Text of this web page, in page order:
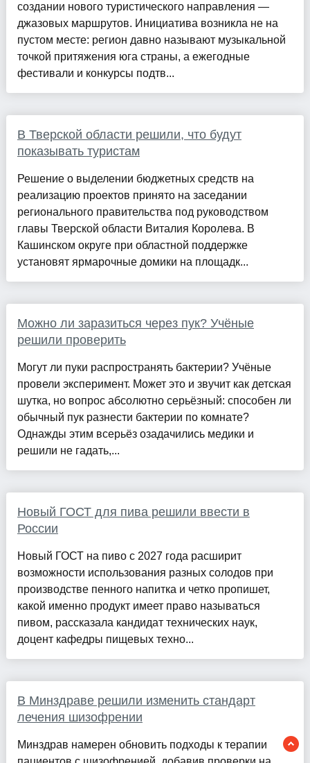
создании нового туристического направления —
джазовых маршрутов. Инициатива возникла не на
пустом месте: регион давно называют музыкальной
точкой притяжения юга страны, а ежегодные
фестивали и конкурсы подтв...
В Тверской области решили, что будут
показывать туристам
Решение о выделении бюджетных средств на
реализацию проектов принято на заседании
регионального правительства под руководством
главы Тверской области Виталия Королева. В
Кашинском округе при областной поддержке
установят ярмарочные домики на площадк...
Можно ли заразиться через пук? Учёные
решили проверить
Могут ли пуки распространять бактерии? Учёные
провели эксперимент. Может это и звучит как детская
шутка, но вопрос абсолютно серьёзный: способен ли
обычный пук разнести бактерии по комнате?
Однажды этим всерьёз озадачились медики и
решили не гадать,...
Новый ГОСТ для пива решили ввести в
России
Новый ГОСТ на пиво с 2027 года расширит
возможности использования разных солодов при
производстве пенного напитка и четко пропишет,
какой именно продукт имеет право называться
пивом, рассказала кандидат технических наук,
доцент кафедры пищевых техно...
В Минздраве решили изменить стандарт
лечения шизофрении
Минздрав намерен обновить подходы к терапии